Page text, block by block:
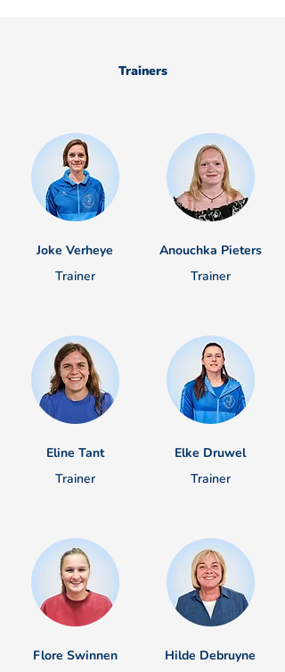
Trainers
Joke Verheye
Trainer
Eline Tant
Trainer
Flore Swinnen
Anouchka Pieters
Trainer
Elke Druwel
Trainer
Hilde Debruyne